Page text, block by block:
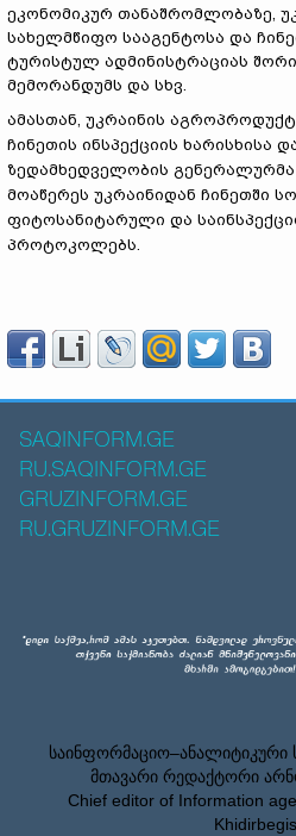
ეკონომიკურ თანაშრომლობაზე,
სახელმწიფო სააგენტოსა და
ტურისტულ ადმინისტრაციას
მემორანდუმს და სხვ.
ამასთან, უკრაინის
ჩინეთის ინსპექციის ხარისხისა
ზედამხედველობის
მოაწერეს უკრაინიდან ჩინეთში
ფიტოსანიტარული და
პროტოკოლებს.
SAQINFORM.GE
RU.SAQINFORM.GE
GRUZINFORM.GE
RU.GRUZINFORM.GE
საინფორმაციო–ანალიტიკური
მთავარი რედაქტორი
Chief editor of Information